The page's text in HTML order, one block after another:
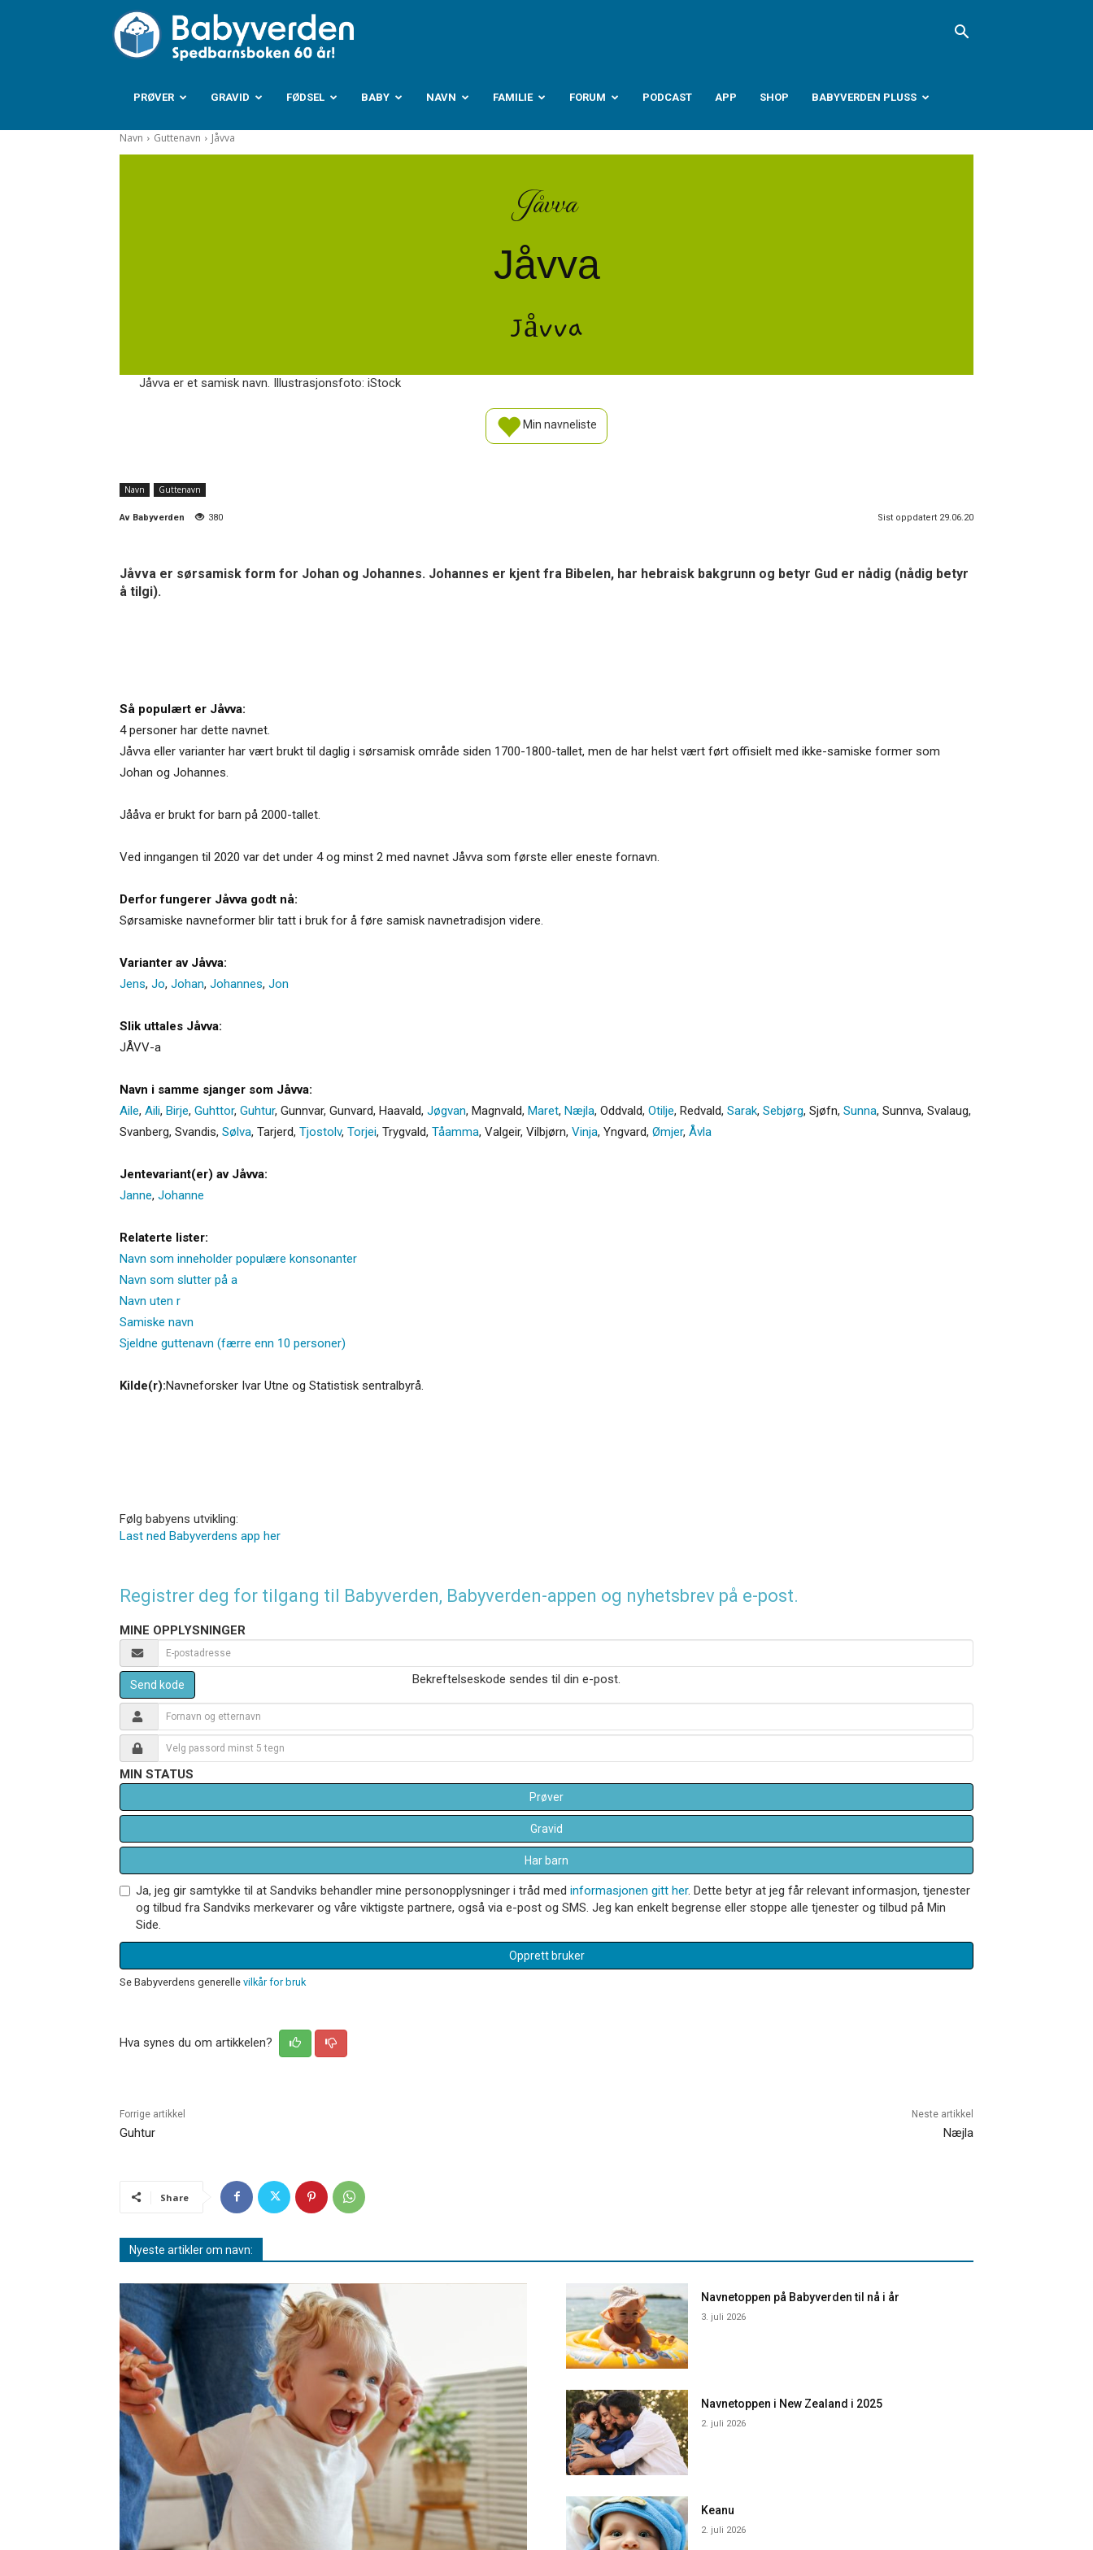
Babyverden.no
PRØVER GRAVID FØDSEL BABY NAVN FAMILIE FORUM PODCAST APP SHOP BABYVERDEN PLUSS
Navn Guttenavn Jåvva
Jåvva
Jåvva
Jåvva
Jåvva er et samisk navn. Illustrasjonsfoto: iStock
Min navneliste
Navn Guttenavn
Av Babyverden 380 Sist oppdatert 29.06.20
Jåvva er sørsamisk form for Johan og Johannes. Johannes er kjent fra Bibelen, har hebraisk bakgrunn og betyr Gud er nådig (nådig betyr
å tilgi).
Så populært er Jåvva:
4 personer har dette navnet.
Jåvva eller varianter har vært brukt til daglig i sørsamisk område siden 1700-1800-tallet, men de har helst vært ført offisielt med ikke-samiske former som
Johan og Johannes.
Jååva er brukt for barn på 2000-tallet.
Ved inngangen til 2020 var det under 4 og minst 2 med navnet Jåvva som første eller eneste fornavn.
Derfor fungerer Jåvva godt nå:
Sørsamiske navneformer blir tatt i bruk for å føre samisk navnetradisjon videre.
Varianter av Jåvva:
Jens, Jo, Johan, Johannes, Jon
Slik uttales Jåvva:
JÅVV-a
Navn i samme sjanger som Jåvva:
Aile, Aili, Birje, Guhttor, Guhtur, Gunnvar, Gunvard, Haavald, Jøgvan, Magnvald, Maret, Næjla, Oddvald, Otilje, Redvald, Sarak, Sebjørg, Sjøfn, Sunna, Sunnva, Svalaug,
Svanberg, Svandis, Sølva, Tarjerd, Tjostolv, Torjei, Trygvald, Tåamma, Valgeir, Vilbjørn, Vinja, Yngvard, Ømjer, Åvla
Jentevariant(er) av Jåvva:
Janne, Johanne
Relaterte lister:
Navn som inneholder populære konsonanter
Navn som slutter på a
Navn uten r
Samiske navn
Sjeldne guttenavn (færre enn 10 personer)
Kilde(r):Navneforsker Ivar Utne og Statistisk sentralbyrå.
Følg babyens utvikling:
Last ned Babyverdens app her
Registrer deg for tilgang til Babyverden, Babyverden-appen og nyhetsbrev på e-post.
MINE OPPLYSNINGER
Send kode Bekreftelseskode sendes til din e-post.
MIN STATUS
Prøver
Gravid
Har barn
Ja, jeg gir samtykke til at Sandviks behandler mine personopplysninger i tråd med informasjonen gitt her. Dette betyr at jeg får relevant informasjon, tjenester
og tilbud fra Sandviks merkevarer og våre viktigste partnere, også via e-post og SMS. Jeg kan enkelt begrense eller stoppe alle tjenester og tilbud på Min
Side.
Opprett bruker
Se Babyverdens generelle vilkår for bruk
Hva synes du om artikkelen?
Forrige artikkel
Guhtur
Neste artikkel
Næjla
Share
Nyeste artikler om navn:
Navnetoppen på Babyverden til nå i år
3. juli 2026
Navnetoppen i New Zealand i 2025
2. juli 2026
Keanu
2. juli 2026